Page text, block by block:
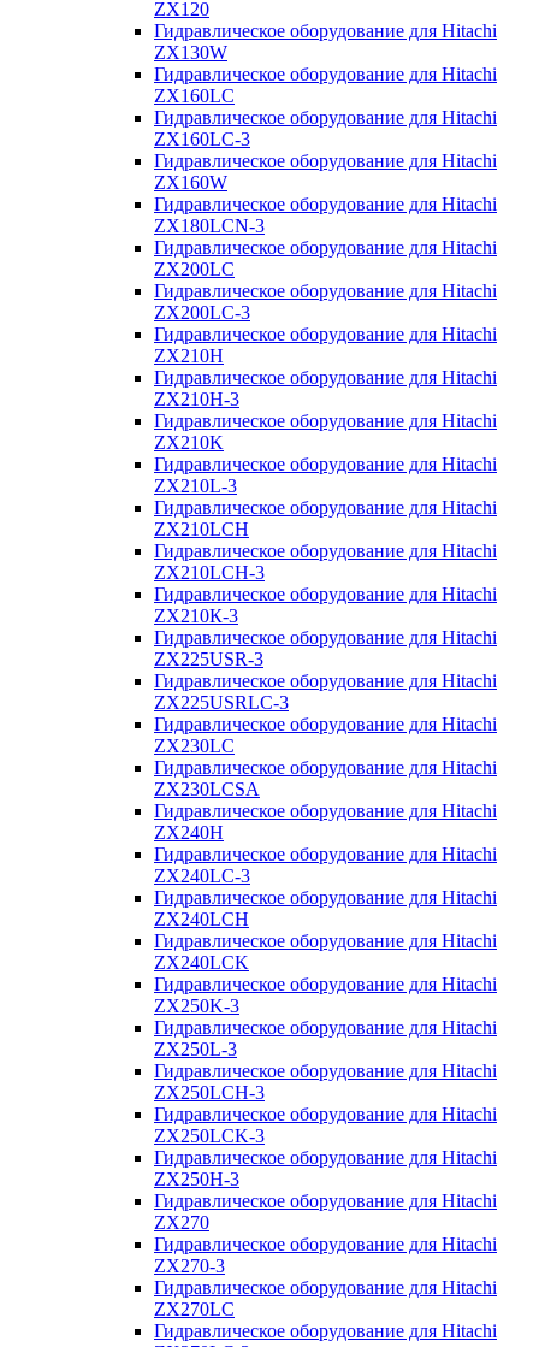
ZX120
Гидравлическое оборудование для Hitachi
ZX130W
Гидравлическое оборудование для Hitachi
ZX160LC
Гидравлическое оборудование для Hitachi
ZX160LC-3
Гидравлическое оборудование для Hitachi
ZX160W
Гидравлическое оборудование для Hitachi
ZX180LCN-3
Гидравлическое оборудование для Hitachi
ZX200LC
Гидравлическое оборудование для Hitachi
ZX200LC-3
Гидравлическое оборудование для Hitachi
ZX210H
Гидравлическое оборудование для Hitachi
ZX210H-3
Гидравлическое оборудование для Hitachi
ZX210K
Гидравлическое оборудование для Hitachi
ZX210L-3
Гидравлическое оборудование для Hitachi
ZX210LCH
Гидравлическое оборудование для Hitachi
ZX210LCH-3
Гидравлическое оборудование для Hitachi
ZX210К-3
Гидравлическое оборудование для Hitachi
ZX225USR-3
Гидравлическое оборудование для Hitachi
ZX225USRLC-3
Гидравлическое оборудование для Hitachi
ZX230LC
Гидравлическое оборудование для Hitachi
ZX230LCSA
Гидравлическое оборудование для Hitachi
ZX240H
Гидравлическое оборудование для Hitachi
ZX240LC-3
Гидравлическое оборудование для Hitachi
ZX240LCH
Гидравлическое оборудование для Hitachi
ZX240LCK
Гидравлическое оборудование для Hitachi
ZX250K-3
Гидравлическое оборудование для Hitachi
ZX250L-3
Гидравлическое оборудование для Hitachi
ZX250LCH-3
Гидравлическое оборудование для Hitachi
ZX250LCK-3
Гидравлическое оборудование для Hitachi
ZX250Н-3
Гидравлическое оборудование для Hitachi
ZX270
Гидравлическое оборудование для Hitachi
ZX270-3
Гидравлическое оборудование для Hitachi
ZX270LC
Гидравлическое оборудование для Hitachi